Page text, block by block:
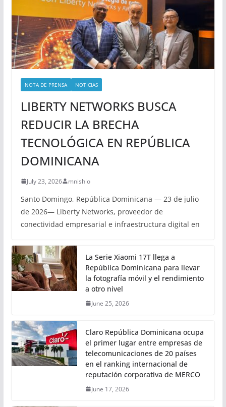
NOTA DE PRENSA NOTICIAS
LIBERTY NETWORKS BUSCA
REDUCIR LA BRECHA
TECNOLÓGICA EN REPÚBLICA
DOMINICANA
July 23, 2026 mnishio
Santo Domingo, República Dominicana — 23 de julio
de 2026— Liberty Networks, proveedor de
conectividad empresarial e infraestructura digital en
La Serie Xiaomi 17T llega a
República Dominicana para llevar
la fotografía móvil y el rendimiento
a otro nivel
June 25, 2026
Claro República Dominicana ocupa
el primer lugar entre empresas de
telecomunicaciones de 20 países
en el ranking internacional de
reputación corporativa de MERCO
June 17, 2026